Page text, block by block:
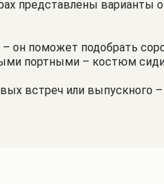
представлены варианты
поможет подобрать
портными – костюм
встреч или выпускного –